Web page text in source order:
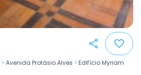
> Avenida Protásio Alves > Edifício Myriam